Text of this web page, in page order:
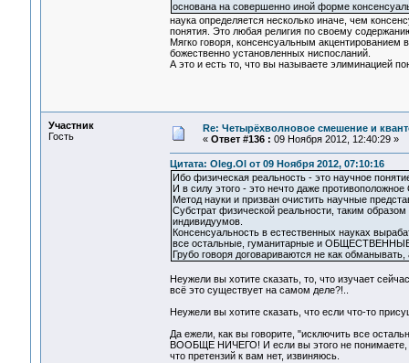
основана на совершенно иной форме
наука определяется несколько иначе, чем
понятия. Это любая религия по своему
Мягко говоря, консенсуальным акцентированием
божественно установленных ниспосланий.
А это и есть то, что вы называете элиминацией
Участник
Гость
Re: Четырёхволновое смешение и
« Ответ #136 : 09 Ноября 2012, 12:40:29 »
Цитата: Oleg.Ol от 09 Ноября 2012, 07:10:16
Ибо физическая реальность - это научное
И в силу этого - это нечто даже
Метод науки и призван очистить научные
Субстрат физической реальности, таким
индивидуумов.
Консенсуальность в естественных науках
все остальные, гуманитарные и ОБЩЕСТВЕННЫЕ
Грубо говоря договариваются не как
Неужели вы хотите сказать, то, что изучает
всё это существует на самом деле?!..
Неужели вы хотите сказать, что если что-то
Да ежели, как вы говорите, "исключить все
ВООБЩЕ НИЧЕГО! И если вы этого не понимаете,
что претензий к вам нет, извиняюсь.